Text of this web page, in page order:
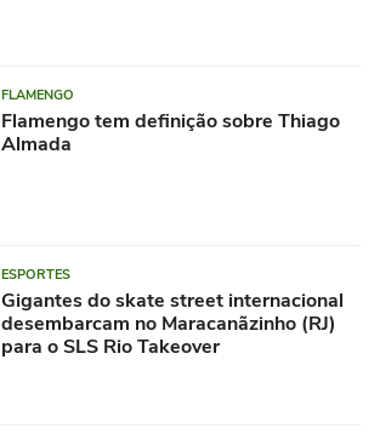
FLAMENGO
Flamengo tem definição sobre Thiago
Almada
ESPORTES
Gigantes do skate street internacional
desembarcam no Maracanãzinho (RJ)
para o SLS Rio Takeover